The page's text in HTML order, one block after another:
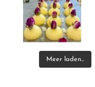
Meer laden...